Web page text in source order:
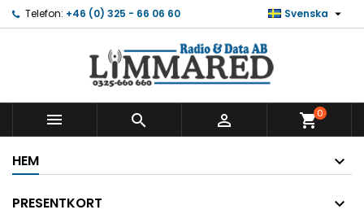
Telefon: +46 (0) 325 - 66 06 60 Svenska 
   shopping_cart0
HEM
PRESENTKORT